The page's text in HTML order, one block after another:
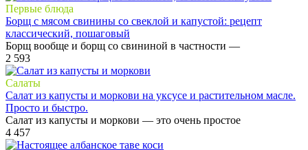
Первые блюда
Борщ с мясом свинины со свеклой и капустой: рецепт
классический, пошаговый
Борщ вообще и борщ со свининой в частности —
2 593
Салаты
Салат из капусты и моркови на уксусе и растительном масле.
Просто и быстро.
Салат из капусты и моркови — это очень простое
4 457